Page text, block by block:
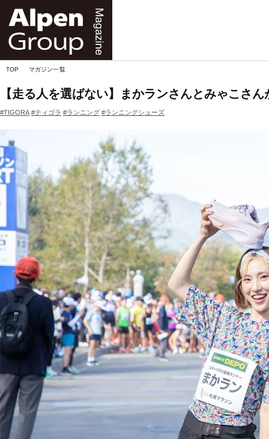
TOP マガジン一覧
【走る人を選ばない】まかランさんとみゃこさ
#TIGORA #ティゴラ #ランニング #ランニングシューズ